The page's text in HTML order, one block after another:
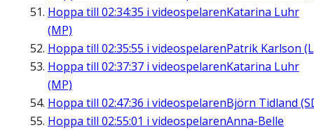
Hoppa till 02:34:35 i videospelarenKatarina Luhr
(MP)
Hoppa till 02:35:55 i videospelarenPatrik Karlson
Hoppa till 02:37:37 i videospelarenKatarina Luhr
(MP)
Hoppa till 02:47:36 i videospelarenBjörn Tidland
Hoppa till 02:55:01 i videospelarenAnna-Belle